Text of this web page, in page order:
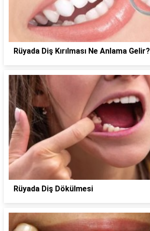
Rüyada Diş Kırılması Ne Anlama Gelir?
Rüyada Diş Dökülmesi